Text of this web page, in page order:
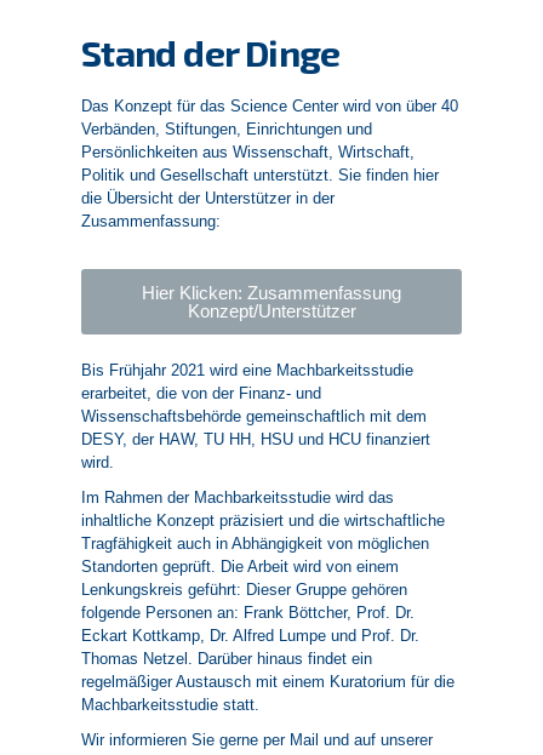
Stand der Dinge
Das Konzept für das Science Center wird von über 40
Verbänden, Stiftungen, Einrichtungen und
Persönlichkeiten aus Wissenschaft, Wirtschaft,
Politik und Gesellschaft unterstützt. Sie finden hier
die Übersicht der Unterstützer in der
Zusammenfassung:
Hier Klicken: Zusammenfassung
Konzept/Unterstützer
Bis Frühjahr 2021 wird eine Machbarkeitsstudie
erarbeitet, die von der Finanz- und
Wissenschaftsbehörde gemeinschaftlich mit dem
DESY, der HAW, TU HH, HSU und HCU finanziert
wird.
Im Rahmen der Machbarkeitsstudie wird das
inhaltliche Konzept präzisiert und die wirtschaftliche
Tragfähigkeit auch in Abhängigkeit von möglichen
Standorten geprüft. Die Arbeit wird von einem
Lenkungskreis geführt: Dieser Gruppe gehören
folgende Personen an: Frank Böttcher, Prof. Dr.
Eckart Kottkamp, Dr. Alfred Lumpe und Prof. Dr.
Thomas Netzel. Darüber hinaus findet ein
regelmäßiger Austausch mit einem Kuratorium für die
Machbarkeitsstudie statt.
Wir informieren Sie gerne per Mail und auf unserer